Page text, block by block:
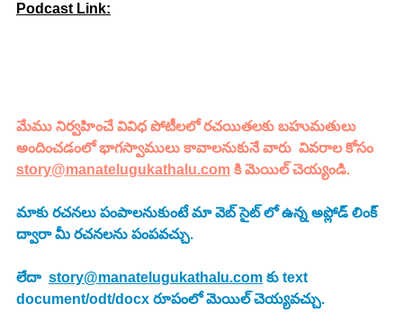
Podcast Link:
మేము నిర్వహించే వివిధ పోటీలలో రచయితలకు బహుమతులు
అందించడంలో భాగస్వాములు కావాలనుకునే వారు  వివరాల కోసం
story@manatelugukathalu.com కి మెయిల్ చెయ్యండి.
మాకు రచనలు పంపాలనుకుంటే మా వెబ్ సైట్ లో ఉన్న అప్లోడ్ లింక్
ద్వారా మీ రచనలను పంపవచ్చు.
లేదా story@manatelugukathalu.com కు text
document/odt/docx రూపంలో మెయిల్ చెయ్యవచ్చు.